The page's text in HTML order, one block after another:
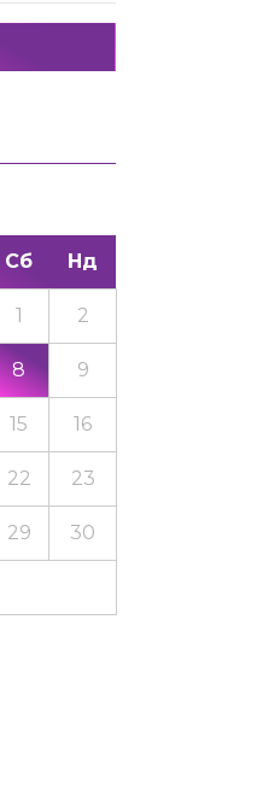
Сб Нд
1 2
8 9
15 16
22 23
29 30